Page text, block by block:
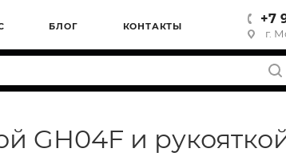
БЛОГ КОНТАКТЫ
+7
г.
GH04F и